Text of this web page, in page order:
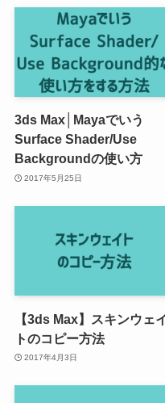
3ds Max│Mayaでいう
Surface Shader/Use
Backgroundの使い方
2017年5月25日
【3ds Max】スキンウェ
トのコピー方法
2017年4月3日